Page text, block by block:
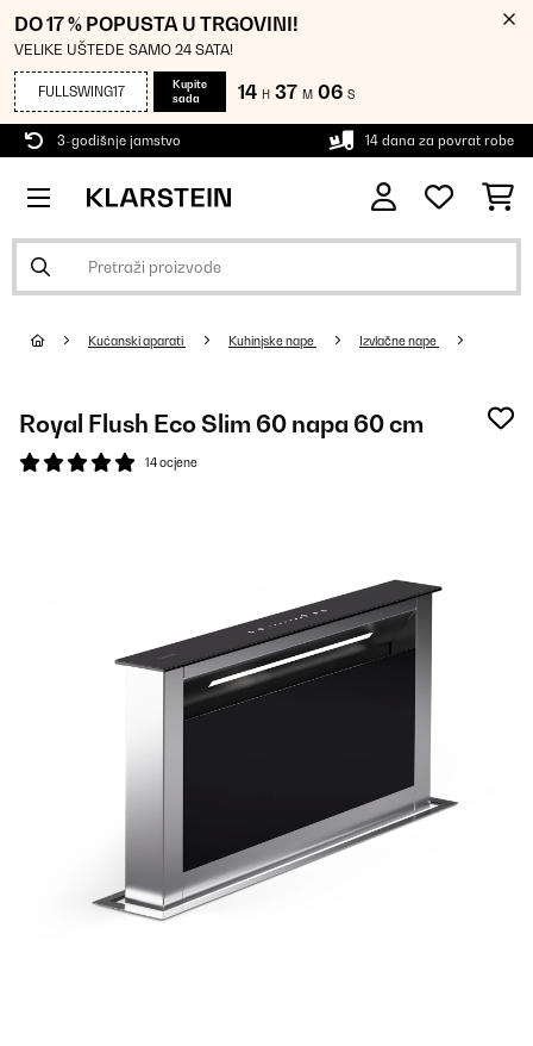
DO 17 % POPUSTA U TRGOVINI!
VELIKE UŠTEDE SAMO 24 SATA!
FULLSWING17
Kupite
sada
14 H 37 M 05 S
3-godišnje jamstvo 14 dana za povrat robe
Kućanski aparati Kuhinjske nape Izvlačne nape
Royal Flush Eco Slim 60 napa 60 cm
14 ocjene